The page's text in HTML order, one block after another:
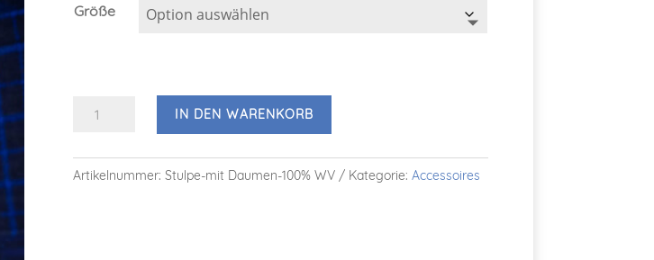
Größe
Stulpe
Daumen
Menge
IN DEN WARENKORB
Artikelnummer: Stulpe-mit Daumen-100% WV Kategorie: Accessoires